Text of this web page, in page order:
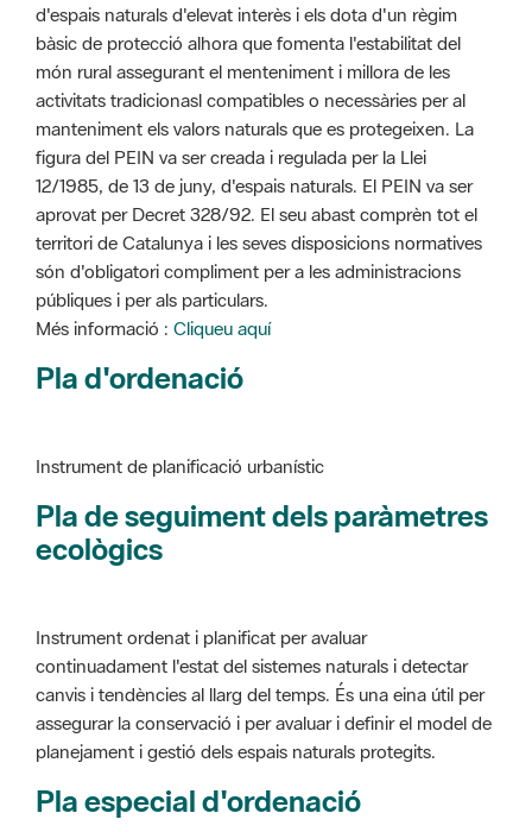
activitats tradicionasl compatibles o necessàries per al
manteniment els valors naturals que es protegeixen. La
figura del PEIN va ser creada i regulada per la Llei
12/1985, de 13 de juny, d'espais naturals. El PEIN va ser
aprovat per Decret 328/92. El seu abast comprèn tot el
territori de Catalunya i les seves disposicions normatives
són d'obligatori compliment per a les administracions
públiques i per als particulars.
Més informació :Cliqueu aquí
Pla d'ordenació
Instrument de planificació urbanístic
ecològics
Instrument ordenat i planificat per avaluar
assegurar la conservació i per avaluar i definir el model de
planejament i gestió dels espais naturals protegits.
Pla especial d'ordenació
Instrument de planificació urbanístic